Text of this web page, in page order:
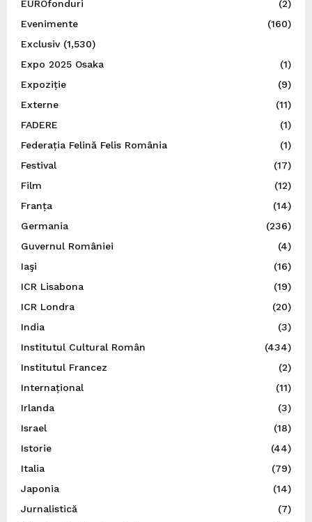
EUROfonduri
(2)
Evenimente
(160)
Exclusiv(1,530)
Expo 2025 Osaka
(1)
Expoziție
(9)
Externe
(11)
FADERE
(1)
Federația Felină Felis România
(1)
Festival
(17)
Film
(12)
Franța
(14)
Germania
(236)
Guvernul României
(4)
Iaşi
(16)
ICR Lisabona
(19)
ICR Londra
(20)
India
(3)
Institutul Cultural Român
(434)
Institutul Francez
(2)
Internațional
(11)
Irlanda
(3)
Israel
(18)
Istorie
(44)
Italia
(79)
Japonia
(14)
Jurnalistică
(7)